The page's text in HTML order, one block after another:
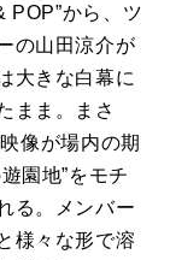
POP”から、ツ
の山田涼介が
大きな白幕に
まま。まさ
像が場内の期
園地”をモチ
る。メンバー
様々な形で溶